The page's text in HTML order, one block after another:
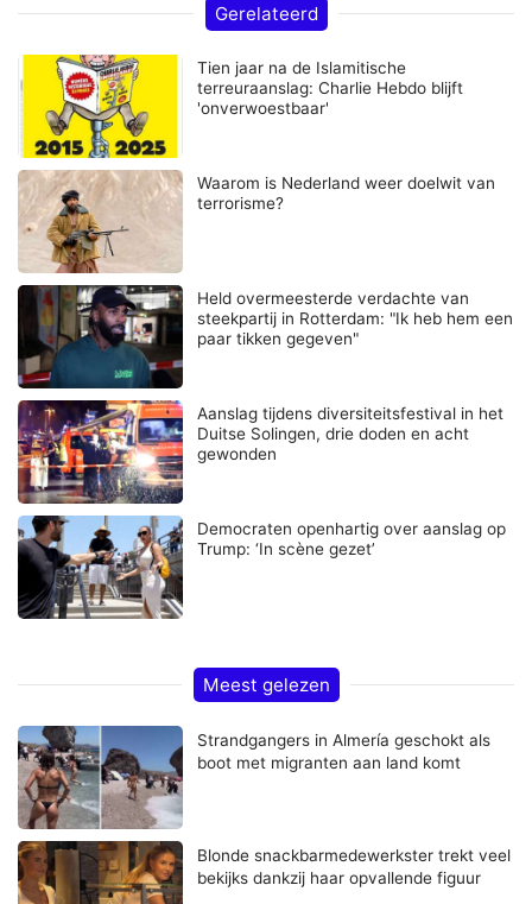
Gerelateerd
Tien jaar na de Islamitische
terreuraanslag: Charlie Hebdo blijft
'onverwoestbaar'
Waarom is Nederland weer doelwit van
terrorisme?
Held overmeesterde verdachte van
steekpartij in Rotterdam: "Ik heb hem een
paar tikken gegeven"
Aanslag tijdens diversiteitsfestival in het
Duitse Solingen, drie doden en acht
gewonden
Democraten openhartig over aanslag op
Trump: ‘In scène gezet’
Meest gelezen
Strandgangers in Almería geschokt als
boot met migranten aan land komt
Blonde snackbarmedewerkster trekt veel
bekijks dankzij haar opvallende figuur